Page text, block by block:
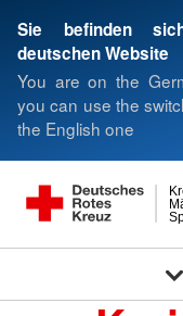
Sie befinden
deutschen Website
You are on the
you can use the
the English one